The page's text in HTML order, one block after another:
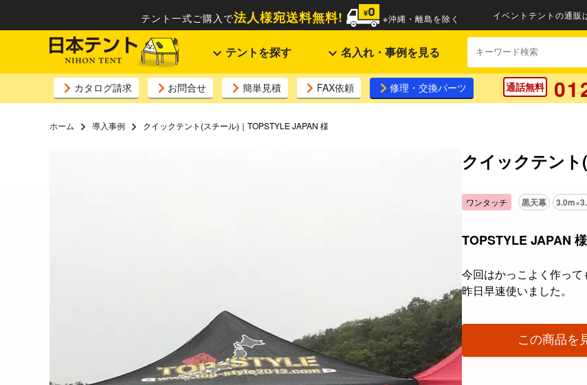
イベントテントの通販
テント一式ご購入で法人様宛送料無料! ※沖縄・離島を除く
テントを探す 名入れ・事例を見る
カタログ請求 お問合せ 簡単見積 FAX依頼 修理・交換パーツ 通話無料
ホーム 導入事例 クイックテント(スチール)｜TOPSTYLE JAPAN 様
クイックテン
ワンタッチ 黒天幕
TOPSTYLE JAPAN 様
今回はかっこよく作って
昨日早速使いました。
この商品を